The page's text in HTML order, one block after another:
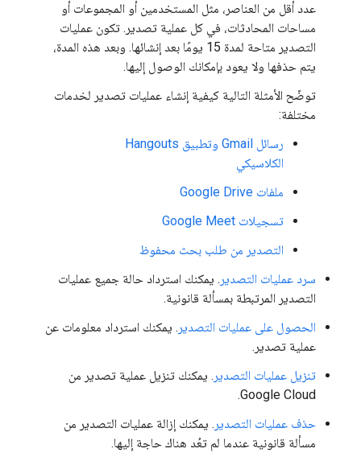
عدد أقل من العناصر، مثل المستخدمين أو المجموعات أو
مساحات المحادثات، في كل عملية تصدير. تكون عمليات
التصدير متاحة لمدة 15 يومًا بعد إنشائها. وبعد هذه المدة،
يتم حذفها ولا يعود بإمكانك الوصول إليها.
توضّح الأمثلة التالية كيفية إنشاء عمليات تصدير لخدمات
مختلفة:
رسائل Gmail وتطبيق Hangouts
الكلاسيكي
ملفات Google Drive
تسجيلات Google Meet
التصدير من طلب بحث محفوظ
سرد عمليات التصدير . يمكنك استرداد حالة جميع عمليات
التصدير المرتبطة بمسألة قانونية.
الحصول على عمليات التصدير . يمكنك استرداد معلومات عن
عملية تصدير.
تنزيل عمليات التصدير . يمكنك تنزيل عملية تصدير من
Google Cloud.
حذف عمليات التصدير . يمكنك إزالة عمليات التصدير من
مسألة قانونية عندما لم تعُد هناك حاجة إليها.